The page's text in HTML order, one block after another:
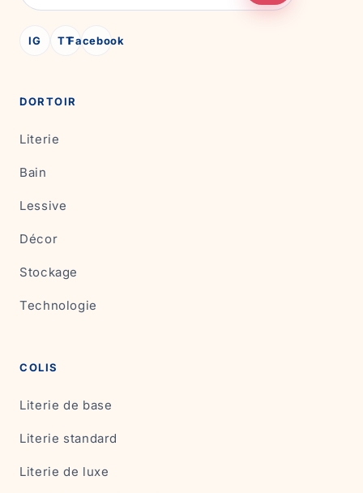
IG TTFacebook
DORTOIR
Literie
Bain
Lessive
Décor
Stockage
Technologie
COLIS
Literie de base
Literie standard
Literie de luxe